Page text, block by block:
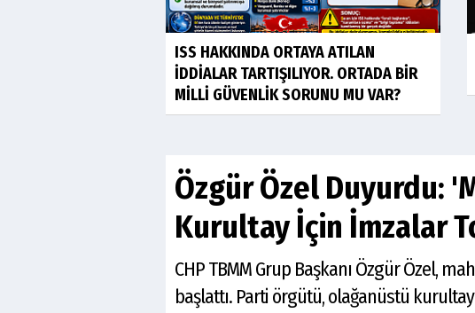
ISS HAKKINDA ORTAYA ATILAN
İDDİALAR TARTIŞILIYOR. ORTADA BİR
MİLLİ GÜVENLİK SORUNU MU VAR?
Özgür Özel Duyurdu:
Kurultay İçin İmzalar
CHP TBMM Grup Başkanı Özgür Özel,
başlattı. Parti örgütü, olağanüstü